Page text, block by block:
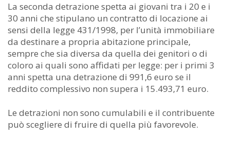
La seconda detrazione spetta ai giovani tra i 20 e i
30 anni che stipulano un contratto di locazione ai
sensi della legge 431/1998, per l’unità immobiliare
da destinare a propria abitazione principale,
sempre che sia diversa da quella dei genitori o di
coloro ai quali sono affidati per legge: per i primi 3
anni spetta una detrazione di 991,6 euro se il
reddito complessivo non supera i 15.493,71 euro.
Le detrazioni non sono cumulabili e il contribuente
può scegliere di fruire di quella più favorevole.